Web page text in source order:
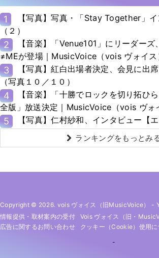
1
【写真】写真・「Stay Together」
（２）
2
【音楽】「Venue101」にリーダーズ
≠MEが登場｜MusicVoice（vois ヴォイス
3
【写真】紅白出場者決定、会見に出
（写真１０／１０）
4
【音楽】「十勝でロックを切り拓ひ
全版」放送決定｜MusicVoice（vois ヴォ
5 【写真】仁村紗和、インタビュー【エ
ランキングをもっとみ
Copyright © 2026. vois ヴォイス（旧MusicVoice） -
情報提供・取材案内の受付
Vois ヴォイス（旧・
広告に関するお問い合わせ
クッキー（cookie）使用に
-